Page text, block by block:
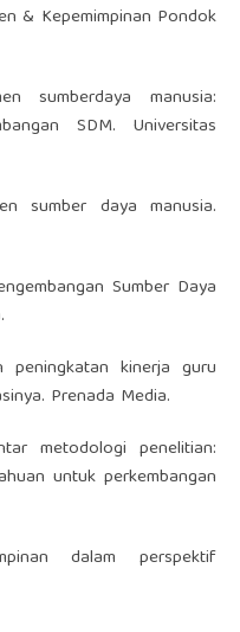
& Kepemimpinan Pondok
sumberdaya manusia:
SDM. Universitas
sumber daya manusia.
Sumber Daya
peningkatan kinerja guru
Prenada Media.
metodologi penelitian:
untuk perkembangan
dalam perspektif